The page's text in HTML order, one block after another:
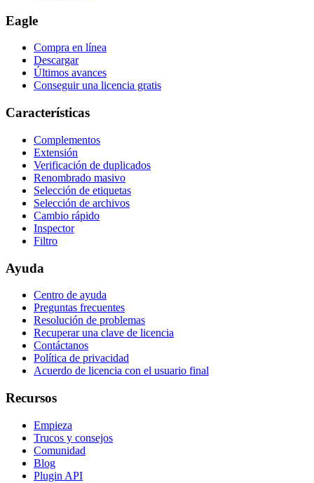
Eagle
Compra en línea
Descargar
Últimos avances
Conseguir una licencia gratis
Características
Complementos
Extensión
Verificación de duplicados
Renombrado masivo
Selección de etiquetas
Selección de archivos
Cambio rápido
Inspector
Filtro
Ayuda
Centro de ayuda
Preguntas frecuentes
Resolución de problemas
Recuperar una clave de licencia
Contáctanos
Política de privacidad
Acuerdo de licencia con el usuario final
Recursos
Empieza
Trucos y consejos
Comunidad
Blog
Plugin API